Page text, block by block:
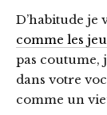
D’habitude je
comme les
pas coutume,
dans votre
comme un